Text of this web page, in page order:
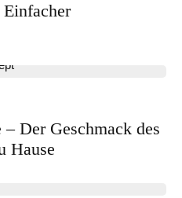
Der Geschmack des
Hause